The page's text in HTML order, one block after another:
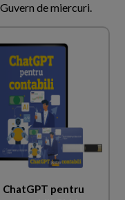
de miercuri.
ChatGPT pentru